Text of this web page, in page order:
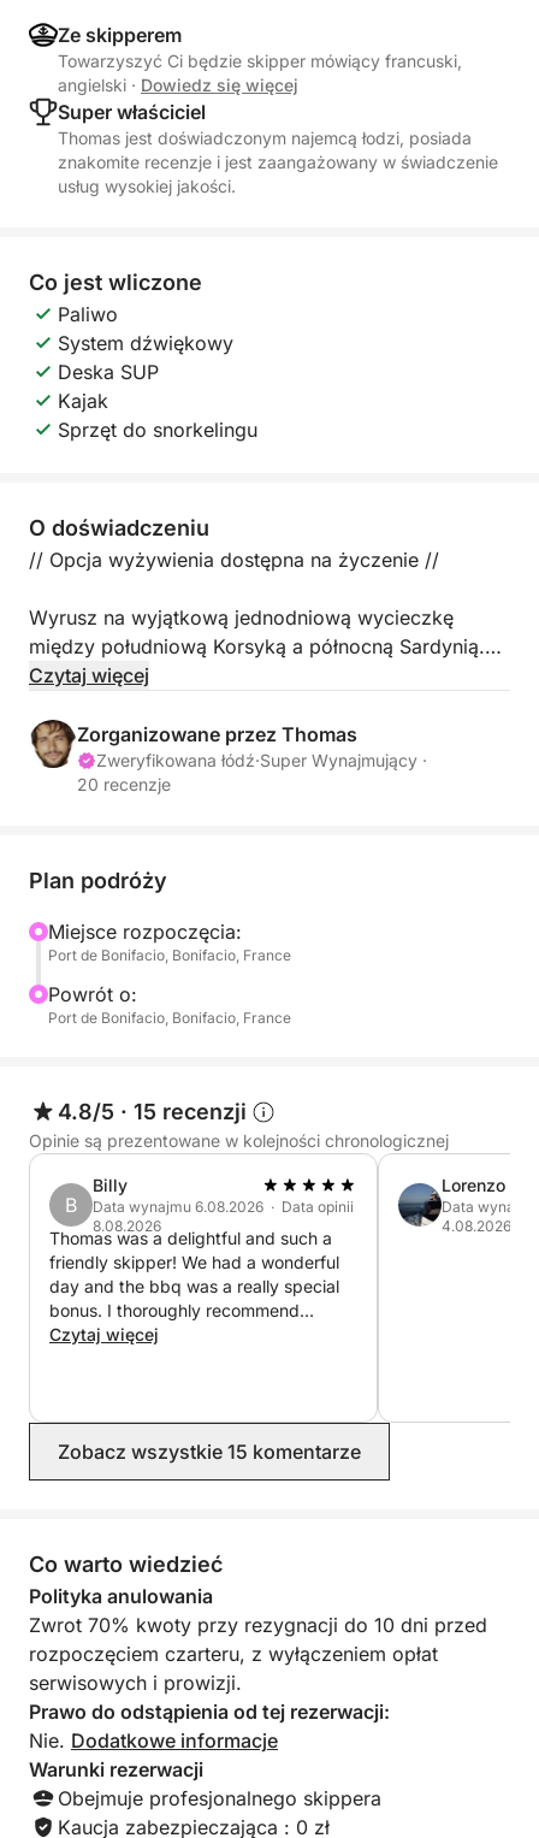
Ze skipperem
Towarzyszyć Ci będzie skipper mówiący francuski,
angielski · Dowiedz się więcej
Super właściciel
Thomas jest doświadczonym najemcą łodzi, posiada
znakomite recenzje i jest zaangażowany w świadczenie
usług wysokiej jakości.
Co jest wliczone
Paliwo
System dźwiękowy
Deska SUP
Kajak
Sprzęt do snorkelingu
O doświadczeniu
// Opcja wyżywienia dostępna na życzenie //
Wyrusz na wyjątkową jednodniową wycieczkę
między południową Korsyką a północną Sardynią.
pobliskich portów (np. Figari).
Możemy również odebrać Cię lub odwieźć
wyposażonego żaglowca możesz cieszyć się
eleganckim i cichym rejsem do odosobnionych
zatoczek z krystalicznie czystą wodą, do których
można dotrzeć tylko drogą morską.
rezerwaty przyrody, żeglować, nurkować z rurką,
czy po prostu zrelaksować się w słońcu, program
rejsu jest w pełni konfigurowalny.
Najważniejsze atrakcje:
Komfort premium
Duże leżaki
Zacieniony kokpit
Prysznic i toaleta
Połączenie Starlink
Sporty wodne w cenie
Ponton
Pływająca wyspa
Skuter podwodny
Przystanki na życzenie:
Kotwiczenie w ustronnych zatoczkach i pływanie w
turkusowych wodach.
Opcja grilla na pokładzie:
Grille od 35 € za osobę (bez napojów).
Czytaj więcej
Zorganizowane przez Thomas
Zweryfikowana łódź·Super Wynajmujący ·
20 recenzje
Plan podróży
Miejsce rozpoczęcia:
Port de Bonifacio, Bonifacio, France
Powrót o:
Port de Bonifacio, Bonifacio, France
4.8/5 · 15 recenzji
Opinie są prezentowane w kolejności chronologicznej
B
Billy
Data wynajmu 6.08.2026 · Data opinii
8.08.2026
Thomas was a delightful and such a
friendly skipper! We had a wonderful
day and the bbq was a really special
bonus. I thoroughly recommend
Thomas to all the visitors to Corsica
Czytaj więcej
Lorenzo
Data
4.08.2026
Zobacz wszystkie 15 komentarze
Co warto wiedzieć
Polityka anulowania
Zwrot 70% kwoty przy rezygnacji do 10 dni przed
rozpoczęciem czarteru, z wyłączeniem opłat
serwisowych i prowizji.
Prawo do odstąpienia od tej rezerwacji:
Nie. Dodatkowe informacje
Warunki rezerwacji
Obejmuje profesjonalnego skippera
Kaucja zabezpieczająca : 0 zł